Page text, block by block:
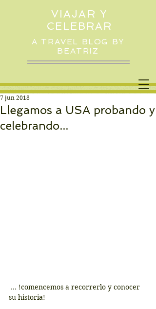
VIAJAR Y
CELEBRAR
A TRAVEL BLOG BY
BEATRIZ
Llegamos a USA probando y
celebrando...
7 jun 2018
su historia!